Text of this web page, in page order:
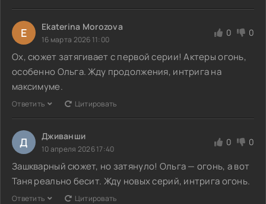
E Ekaterina Morozova
16 марта 2026 11:00
0 0
Ох, сюжет затягивает с первой серии! Актеры огонь,
особенно Ольга. Жду продолжения, интрига на
максимуме.
Ответить Цитировать
Д Дживанши
10 апреля 2026 17:40
0 0
Зашкварный сюжет, но затянуло! Ольга — огонь, а вот
Таня реально бесит. Жду новых серий, интрига огонь.
Ответить Цитировать